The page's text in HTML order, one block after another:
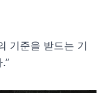
기준을 받드는 기